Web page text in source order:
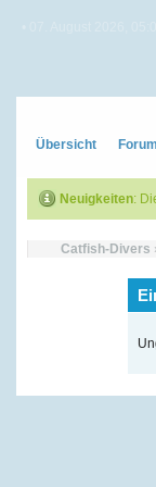
Übersicht Forum
Neuigkeiten:
Catfish-Divers